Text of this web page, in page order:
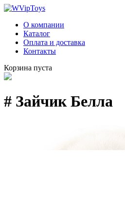
О компании
Каталог
Оплата и доставка
Контакты
Корзина пуста
# Зайчик Белла